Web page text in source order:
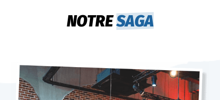
NOTRESAGA